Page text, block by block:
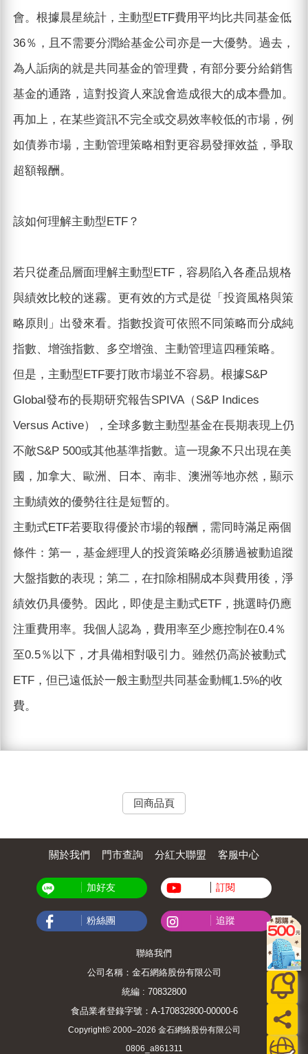
會。根據晨星統計，主動型ETF費用平均比共同基金低
36％，且不需要分潤給基金公司亦是一大優勢。過去，
為人詬病的就是共同基金的管理費，有部分要分給銷售
基金的通路，這對投資人來說會造成很大的成本疊加。
再加上，在某些資訊不完全或交易效率較低的市場，例
如債券市場，主動管理策略相對更容易發揮效益，爭取
超額報酬。
該如何理解主動型ETF？
若只從產品層面理解主動型ETF，容易陷入各產品規格
與績效比較的迷霧。更有效的方式是從「投資風格與策
略原則」出發來看。指數投資可依照不同策略而分成純
指數、增強指數、多空增強、主動管理這四種策略。
但是，主動型ETF要打敗市場並不容易。根據S&P
Global發布的長期研究報告SPIVA（S&P Indices
Versus Active），全球多數主動型基金在長期表現上仍
不敵S&P 500或其他基準指數。這一現象不只出現在美
國，加拿大、歐洲、日本、南非、澳洲等地亦然，顯示
主動績效的優勢往往是短暫的。
主動式ETF若要取得優於市場的報酬，需同時滿足兩個
條件：第一，基金經理人的投資策略必須勝過被動追蹤
大盤指數的表現；第二，在扣除相關成本與費用後，淨
績效仍具優勢。因此，即使是主動式ETF，挑選時仍應
注重費用率。我個人認為，費用率至少應控制在0.4％
至0.5％以下，才具備相對吸引力。雖然仍高於被動式
ETF，但已遠低於一般主動型共同基金動輒1.5%的收
費。
回商品頁
關於我們 門市查詢 分紅大聯盟 客服中心
加好友 訂閱
粉絲團 追蹤
聯絡我們
公司名稱：金石網絡股份有限公司
統編 : 70832800
食品業者登錄字號：A-170832800-00000-6
Copyright© 2000–2026 金石網絡股份有限公司
0806_a861311